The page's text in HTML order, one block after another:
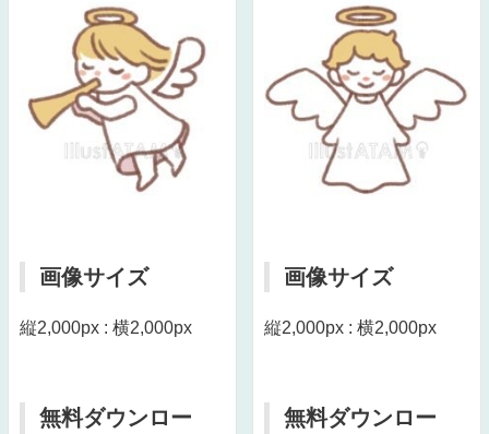
画像サイズ
縦2,000px : 横2,000px
無料ダウンロー
画像サイズ
縦2,000px : 横2,000px
無料ダウンロー